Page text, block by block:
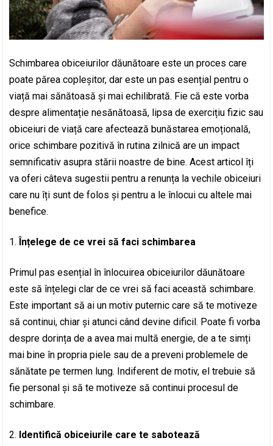
Schimbarea obiceiurilor dăunătoare este un proces care
poate părea copleșitor, dar este un pas esențial pentru o
viață mai sănătoasă și mai echilibrată. Fie că este vorba
despre alimentație nesănătoasă, lipsa de exercițiu fizic sau
obiceiuri de viață care afectează bunăstarea emoțională,
orice schimbare pozitivă în rutina zilnică are un impact
semnificativ asupra stării noastre de bine. Acest articol îți
va oferi câteva sugestii pentru a renunța la vechile obiceiuri
care nu îți sunt de folos și pentru a le înlocui cu altele mai
benefice.
Înțelege de ce vrei să faci schimbarea
Primul pas esențial în înlocuirea obiceiurilor dăunătoare
este să înțelegi clar de ce vrei să faci această schimbare.
Este important să ai un motiv puternic care să te motiveze
să continui, chiar și atunci când devine dificil. Poate fi vorba
despre dorința de a avea mai multă energie, de a te simți
mai bine în propria piele sau de a preveni problemele de
sănătate pe termen lung. Indiferent de motiv, el trebuie să
fie personal și să te motiveze să continui procesul de
schimbare.
Identifică obiceiurile care te sabotează